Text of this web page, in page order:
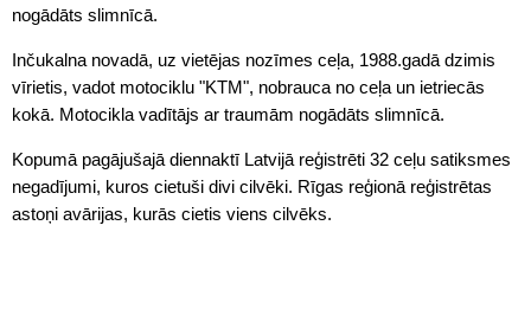
nogādāts slimnīcā.
Inčukalna novadā, uz vietējas nozīmes ceļa, 1988.gadā dzimis
vīrietis, vadot motociklu "KTM", nobrauca no ceļa un ietriecās
kokā. Motocikla vadītājs ar traumām nogādāts slimnīcā.
Kopumā pagājušajā diennaktī Latvijā reģistrēti 32 ceļu satiksmes
negadījumi, kuros cietuši divi cilvēki. Rīgas reģionā reģistrētas
astoņi avārijas, kurās cietis viens cilvēks.